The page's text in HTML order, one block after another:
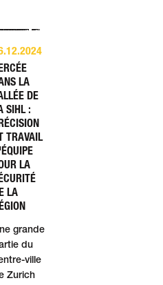
LA
DE
SIHL :
TRAVAIL
LA
LA
grande
du
ville
Zurich